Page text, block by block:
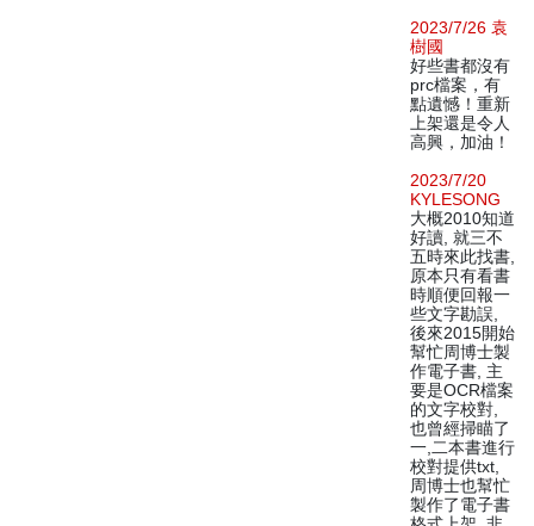
2023/7/26 袁
樹國
好些書都沒有
prc檔案，有
點遺憾！重新
上架還是令人
高興，加油！
2023/7/20
KYLESONG
大概2010知道
好讀, 就三不
五時來此找書,
原本只有看書
時順便回報一
些文字勘誤,
後來2015開始
幫忙周博士製
作電子書, 主
要是OCR檔案
的文字校對,
也曾經掃瞄了
一,二本書進行
校對提供txt,
周博士也幫忙
製作了電子書